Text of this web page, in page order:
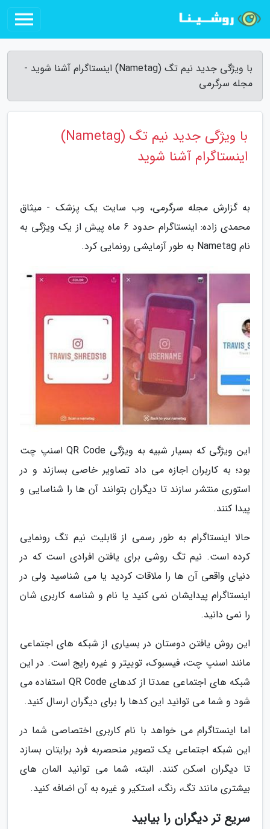
با ویژگی جدید نیم تگ (Nametag) اینستاگرام آشنا شوید -
مجله سرگرمی
با ویژگی جدید نیم تگ (Nametag)
اینستاگرام آشنا شوید
به گزارش مجله سرگرمی، وب سایت یک پزشک - میثاق
محمدی زاده: اینستاگرام حدود 6 ماه پیش از یک ویژگی به
نام Nametag به طور آزمایشی رونمایی کرد.
این ویژگی که بسیار شبیه به ویژگی QR Code اسنپ چت
بود؛ به کاربران اجازه می داد تصاویر خاصی بسازند و در
استوری منتشر سازند تا دیگران بتوانند آن ها را شناسایی و
پیدا کنند.
حالا اینستاگرام به طور رسمی از قابلیت نیم تگ رونمایی
کرده است. نیم تگ روشی برای یافتن افرادی است که در
دنیای واقعی آن ها را ملاقات کردید یا می شناسید ولی در
اینستاگرام پیدایشان نمی کنید یا نام و شناسه کاربری شان
را نمی دانید.
این روش یافتن دوستان در بسیاری از شبکه های اجتماعی
مانند اسنپ چت، فیسبوک، توییتر و غیره رایج است. در این
شبکه های اجتماعی عمدتا از کدهای QR Code استفاده می
شود و شما می توانید این کدها را برای دیگران ارسال کنید.
اما اینستاگرام می خواهد با نام کاربری اختصاصی شما در
این شبکه اجتماعی یک تصویر منحصربه فرد برایتان بسازد
تا دیگران اسکن کنند. البته، شما می توانید المان های
بیشتری مانند تگ، رنگ، استکیر و غیره به آن اضافه کنید.
سریع تر دیگران را بیابید